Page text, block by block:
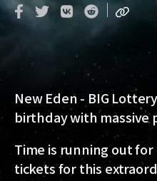
New Eden- BIG
birthday with massive
Time is running out
tickets for this